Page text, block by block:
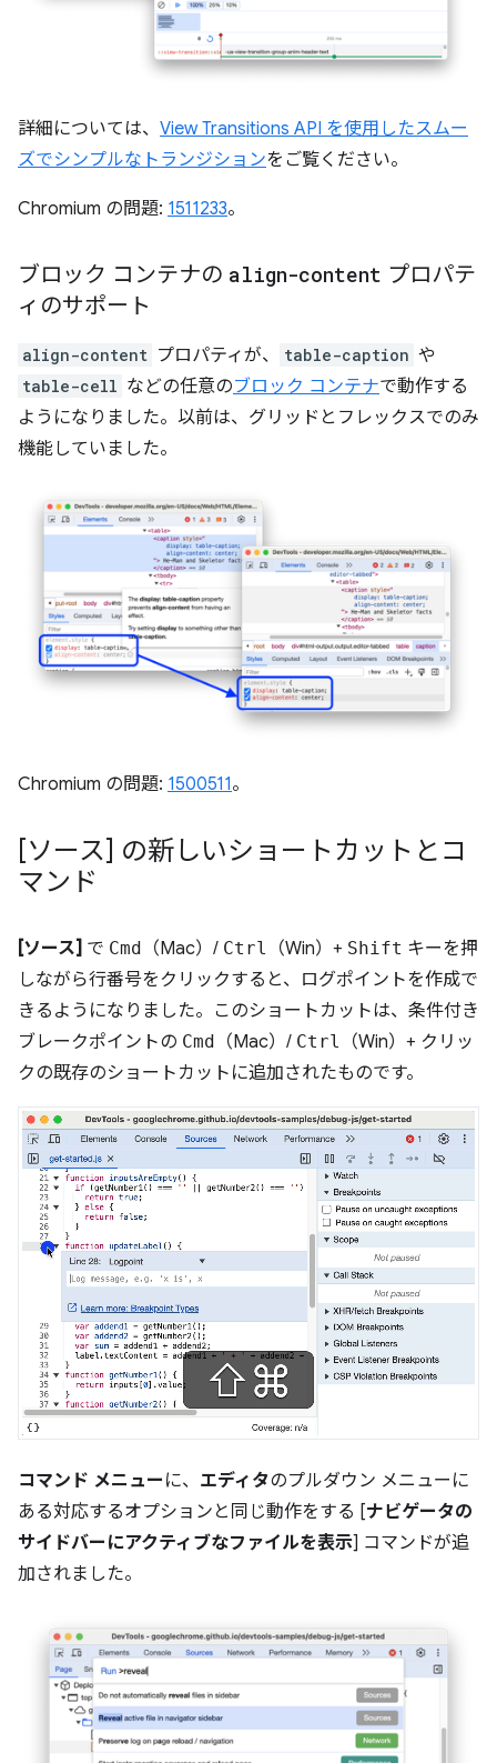
詳細については、 View Transitions API を使用したスムー
ズでシンプルなトランジションをご覧ください。
Chromium の問題: 1511233。
ブロック コンテナの align-content プロパテ
ィのサポート
align-content プロパティが、 table-caption や
table-cell などの任意のブロック コンテナで動作する
ようになりました。以前は、グリッドとフレックスでのみ
機能していました。
Chromium の問題: 1500511。
[ソース] の新しいショートカットとコ
マンド
[ソース] で Cmd （Mac）/ Ctrl （Win）+ Shift キーを押
しながら行番号をクリックすると、ログポイントを作成で
きるようになりました。このショートカットは、条件付き
ブレークポイントの Cmd （Mac）/ Ctrl
（Win）+ クリッ
クの既存のショートカットに追加されたものです。
コマンド メニュー に、 エディタのプルダウン メニューに
ある対応するオプションと同じ動作をする [ナビゲータの
サイドバーにアクティブなファイルを表示] コマンドが追
加されました。